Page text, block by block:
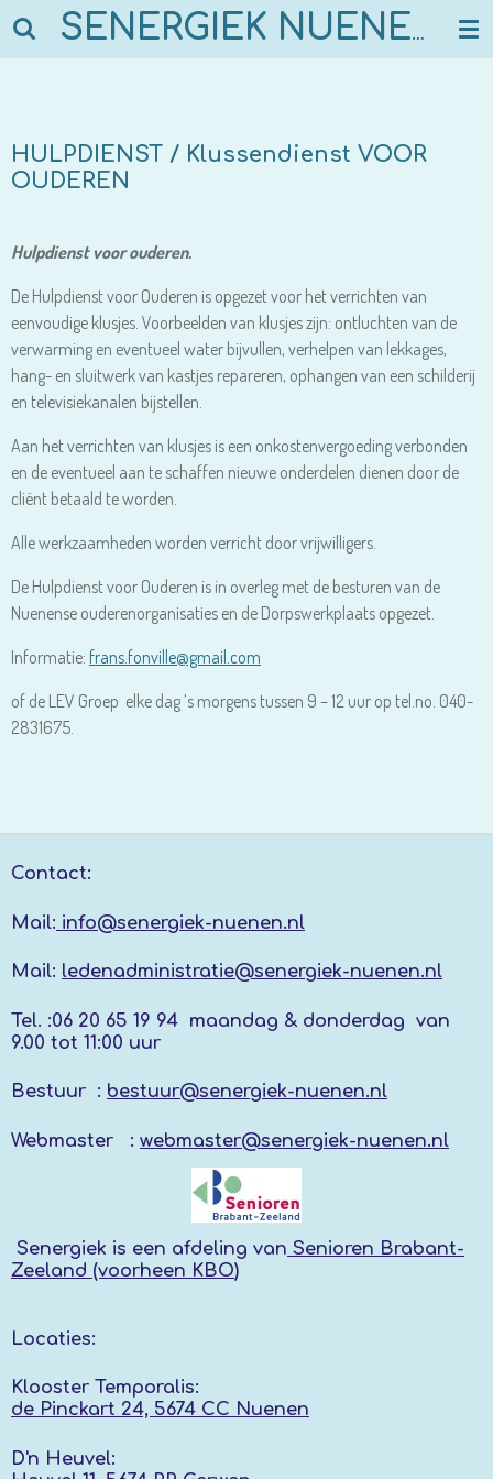
Ga
SENERGIEK NUENEN
HULPDIENST / Klussendienst VOOR
OUDEREN
Hulpdienst voor ouderen.
De Hulpdienst voor Ouderen is opgezet voor het verrichten van
eenvoudige klusjes. Voorbeelden van klusjes zijn: ontluchten van de
verwarming en eventueel water bijvullen, verhelpen van lekkages,
hang- en sluitwerk van kastjes repareren, ophangen van een schilderij
en televisiekanalen bijstellen.
Aan het verrichten van klusjes is een onkostenvergoeding verbonden
en de eventueel aan te schaffen nieuwe onderdelen dienen door de
cliënt betaald te worden.
Alle werkzaamheden worden verricht door vrijwilligers.
De Hulpdienst voor Ouderen is in overleg met de besturen van de
Nuenense ouderenorganisaties en de Dorpswerkplaats opgezet.
Informatie: frans.fonville@gmail.com
of de LEV Groep elke dag ’s morgens tussen 9 – 12 uur op tel.no. 040-
2831675.
Contact:
Mail: info@senergiek-nuenen.nl
Mail: ledenadministratie@senergiek-nuenen.nl
Tel. :06 20 65 19 94 maandag & donderdag van
9.00 tot 11:00 uur
Bestuur : bestuur@senergiek-nuenen.nl
Webmaster : webmaster@senergiek-nuenen.nl
Senergiek is een afdeling van Senioren Brabant-
Zeeland (voorheen KBO)
Locaties:
Klooster Temporalis:
de Pinckart 24, 5674 CC Nuenen
D'n Heuvel: